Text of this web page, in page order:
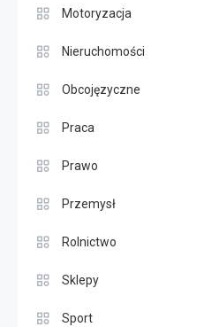
Motoryzacja
Nieruchomości
Obcojęzyczne
Praca
Prawo
Przemysł
Rolnictwo
Sklepy
Sport